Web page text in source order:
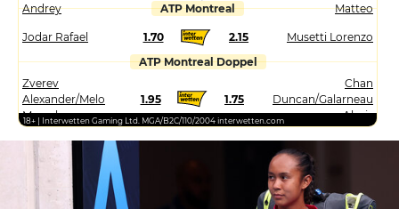
Andrey
Matteo
ATP Montreal
Jodar Rafael 1.70 2.15
Musetti Lorenzo
ATP Montreal Doppel
Zverev
Alexander/Melo
Marcelo
1.95 1.75
Chan
Duncan/Galarneau
Alexis
18+ | Interwetten Gaming Ltd. MGA/B2C/110/2004 interwetten.com